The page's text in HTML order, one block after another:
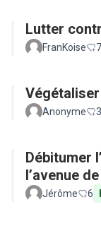
Lutter
FranKoise 7
Anonyme 3
Débitumer
l’avenue
Jérôme 6